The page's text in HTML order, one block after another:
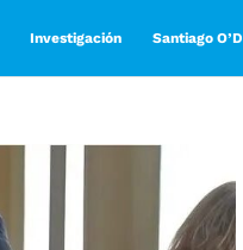
Investigación Santiago